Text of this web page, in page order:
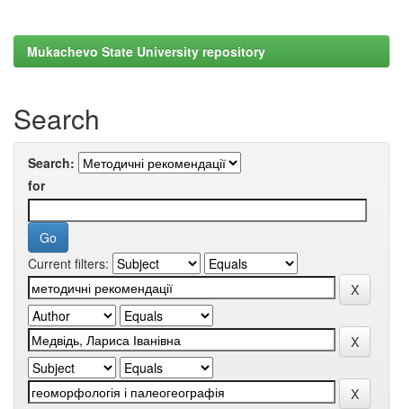
Mukachevo State University repository
Search
Search:
for
Current filters: